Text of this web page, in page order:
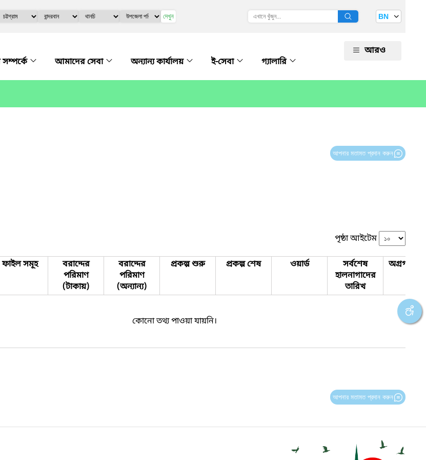
দেখুন BN
আমাদের সেবা অন্যান্য কার্যালয় ই-সেবা গ্যালারি
আরও
আপনার মতামত প্রদান করুন
পৃষ্ঠা আইটেম
ফাইল সমূহ
বরাদ্দের
পরিমাণ
(টাকায়)
বরাদ্দের
পরিমাণ
(অন্যান্য)
প্রকল্প শুরু প্রকল্প শেষ ওয়ার্ড
সর্বশেষ
হালনাগাদের
তারিখ
অগ্রগতির
কোনো তথ্য পাওয়া যায়নি।
আপনার মতামত প্রদান করুন